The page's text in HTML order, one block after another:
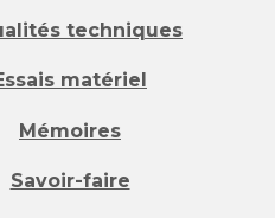
techniques
matériel
Mémoires
Savoir-faire